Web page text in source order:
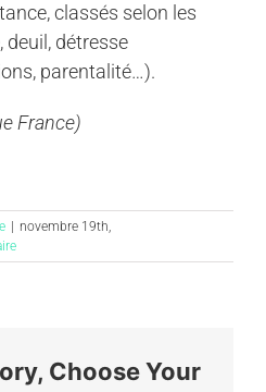
classés selon les
détresse
parentalité…).
France)
novembre 19th,
Choose Your